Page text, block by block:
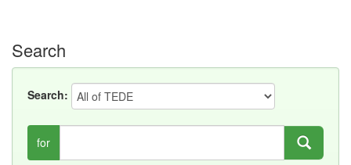
Search
Search:
for